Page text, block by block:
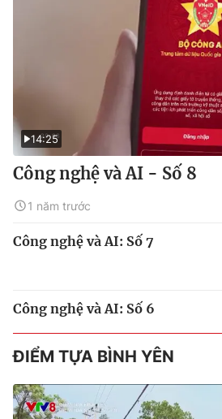
14:25
Công nghệ và AI - Số 8
1 năm trước
Công nghệ và AI: Số 7
Công nghệ và AI: Số 6
ĐIỂM TỰA BÌNH YÊN